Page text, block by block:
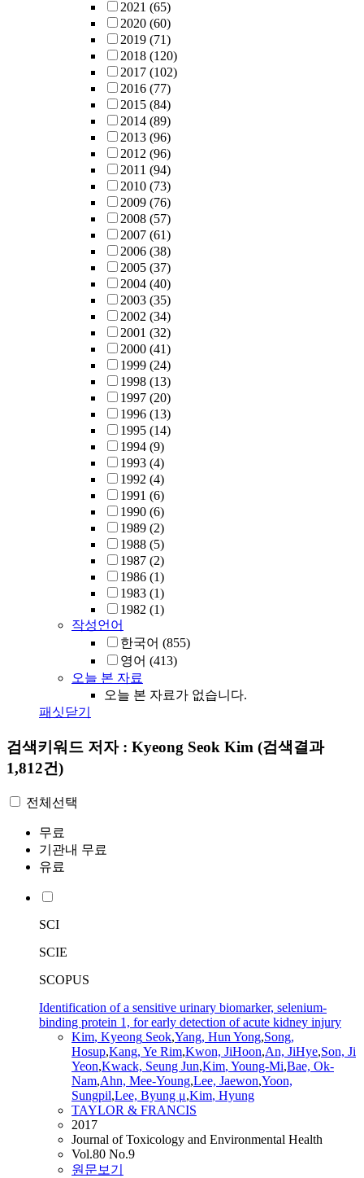
2021 (65)
2020 (60)
2019 (71)
2018 (120)
2017 (102)
2016 (77)
2015 (84)
2014 (89)
2013 (96)
2012 (96)
2011 (94)
2010 (73)
2009 (76)
2008 (57)
2007 (61)
2006 (38)
2005 (37)
2004 (40)
2003 (35)
2002 (34)
2001 (32)
2000 (41)
1999 (24)
1998 (13)
1997 (20)
1996 (13)
1995 (14)
1994 (9)
1993 (4)
1992 (4)
1991 (6)
1990 (6)
1989 (2)
1988 (5)
1987 (2)
1986 (1)
1983 (1)
1982 (1)
작성언어
한국어 (855)
영어 (413)
오늘 본 자료
오늘 본 자료가 없습니다.
패싯닫기
검색키워드 저자 : Kyeong Seok Kim (검색결과
1,812건)
전체선택
무료
기관내 무료
유료
SCI
SCIE
SCOPUS
Identification of a sensitive urinary biomarker, selenium-
binding protein 1, for early detection of acute kidney injury
Kim, Kyeong Seok,Yang, Hun Yong,Song,
Hosup,Kang, Ye Rim,Kwon, JiHoon,An, JiHye,Son, Ji
Yeon,Kwack, Seung Jun,Kim, Young-Mi,Bae, Ok-
Nam,Ahn, Mee-Young,Lee, Jaewon,Yoon,
Sungpil,Lee, Byung μ,Kim, Hyung
TAYLOR & FRANCIS
2017
Journal of Toxicology and Environmental Health
Vol.80 No.9
원문보기